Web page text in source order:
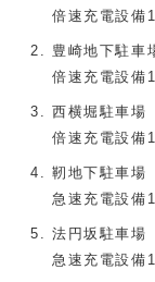
倍速充電設備
豊崎地下駐車
倍速充電設備
西横堀駐車場
倍速充電設備
靭地下駐車場
急速充電設備
法円坂駐車場
急速充電設備